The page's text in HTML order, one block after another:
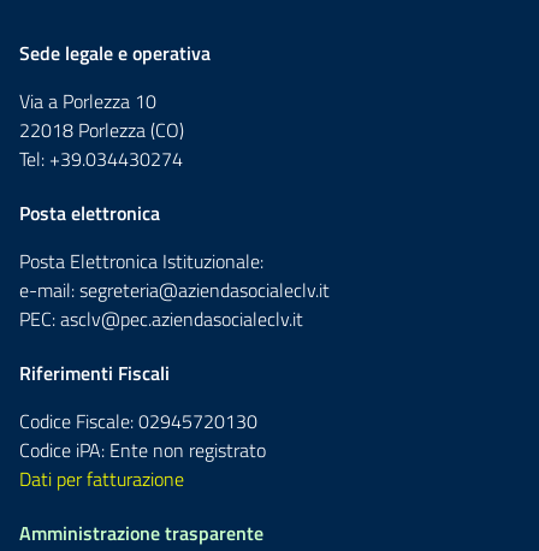
Sede legale e operativa
Via a Porlezza 10
22018 Porlezza (CO)
Tel: +39.034430274
Posta elettronica
Posta Elettronica Istituzionale:
e-mail:segreteria@aziendasocialeclv.it
PEC:asclv@pec.aziendasocialeclv.it
Riferimenti Fiscali
Codice Fiscale: 02945720130
Codice iPA: Ente non registrato
Dati per fatturazione
Amministrazione trasparente